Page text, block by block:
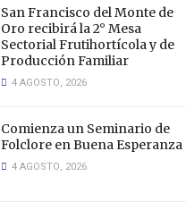
San Francisco del Monte de
Oro recibirá la 2° Mesa
Sectorial Frutihortícola y de
Producción Familiar
4 AGOSTO, 2026
Comienza un Seminario de
Folclore en Buena Esperanza
4 AGOSTO, 2026